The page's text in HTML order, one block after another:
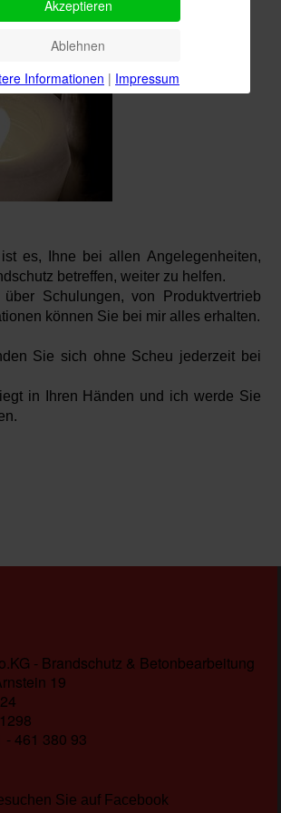
es, Ihne bei allen Angelegenheiten,
betreffen, weiter zu helfen.
über Schulungen, von Produktvertrieb
können Sie bei mir alles erhalten.
Sie sich ohne Scheu jederzeit bei
in Ihren Händen und ich werde Sie
- Brandschutz & Betonbearbeitung
19
- 461 380 93
Sie auf Facebook
Akzeptieren
Ablehnen
Informationen | Impressum